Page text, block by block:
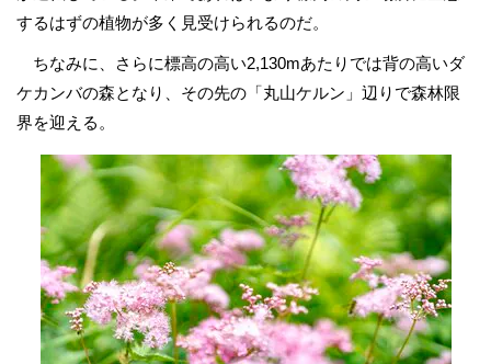
するはずの植物が多く見受けられるのだ。
ちなみに、さらに標高の高い2,130mあたりでは背の高いダ
ケカンバの森となり、その先の「丸山ケルン」辺りで森林限
界を迎える。